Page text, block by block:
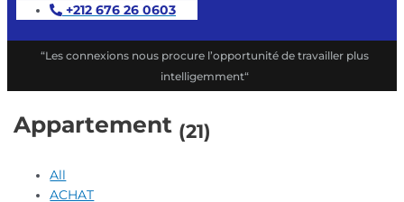
+212 676 26 0603
“Les connexions nous procure l’opportunité de travailler plus
intelligemment“
Appartement (21)
All
ACHAT